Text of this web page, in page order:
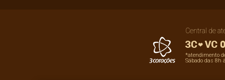
Central de
*atendimento
Sábado das 8h